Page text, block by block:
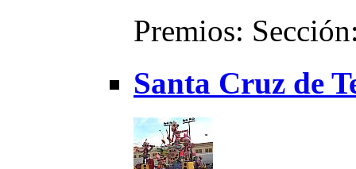
Premios:
Santa Cruz de